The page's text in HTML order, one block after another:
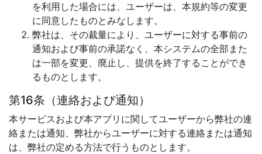
を利用した場合には、ユーザーは、本規約等の変更
に同意したものとみなします。
弊社は、その裁量により、ユーザーに対する事前の
通知および事前の承諾なく、本システムの全部また
は一部を変更、廃止し、提供を終了することができ
るものとします。
第16条（連絡および通知）
本サービスおよび本アプリに関してユーザーから弊社の連
絡または通知、弊社からユーザーに対する連絡または通知
は、弊社の定める方法で行うものとします。